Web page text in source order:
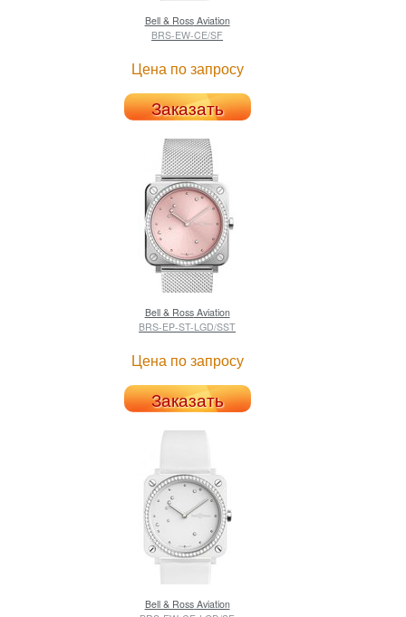
Bell & RossAviation
BRS-EW-CE/SF
Цена по запросу
Заказать
Bell & RossAviation
BRS-EP-ST-LGD/SST
Цена по запросу
Заказать
Bell & RossAviation